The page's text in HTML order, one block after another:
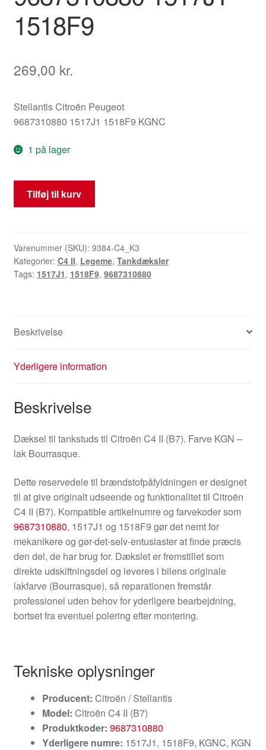
1518F9
269,00 kr.
Stellantis Citroën Peugeot
9687310880 1517J1 1518F9 KGNC
1 på lager
Tankdæksel
Citroën
KGNC
9687310880
1517J1
Tilføj til kurv
Varenummer (SKU): 9384-C4_K3
Kategorier: C4 II, Legeme, Tankdæksler
Tags: 1517J1, 1518F9, 9687310880
Beskrivelse
Yderligere information
Beskrivelse
Dæksel til tankstuds til Citroën C4 II (B7). Farve KGN –
lak Bourrasque.
Dette reservedele til brændstofpåfyldningen er designet
til at give originalt udseende og funktionalitet til Citroën
C4 II (B7). Kompatible artikelnumre og farvekoder som
9687310880, 1517J1 og 1518F9 gør det nemt for
mekanikere og gør-det-selv-entusiaster at finde præcis
den del, de har brug for. Dækslet er fremstillet som
direkte udskiftningsdel og leveres i bilens originale
lakfarve (Bourrasque), så reparationen fremstår
professionel uden behov for yderligere bearbejdning,
bortset fra eventuel polering efter montering.
Tekniske oplysninger
Producent: Citroën / Stellantis
Model: Citroën C4 II (B7)
Produktkoder: 9687310880
Yderligere numre: 1517J1, 1518F9, KGNC, KGN